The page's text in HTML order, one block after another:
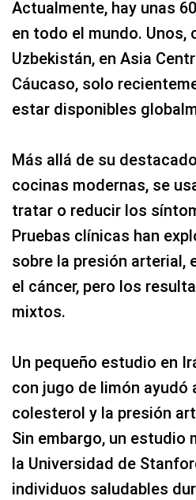
Actualmente, hay unas
en todo el mundo. Unos,
Uzbekistán, en Asia
Cáucaso, solo
estar disponibles
Más allá de su
cocinas modernas, se
tratar o reducir los
Pruebas clínicas han
sobre la presión arterial,
el cáncer, pero los
mixtos.
Un pequeño estudio en
con jugo de limón ayudó
colesterol y la presión
Sin embargo, un estudio
la Universidad de
individuos saludables